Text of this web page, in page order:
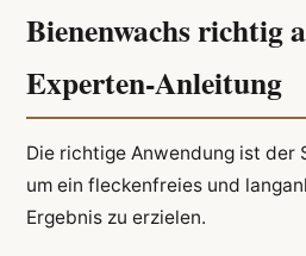
Bienenwachs richtig
Experten-Anleitung
Die richtige Anwendung ist der
um ein fleckenfreies und
Ergebnis zu erzielen.